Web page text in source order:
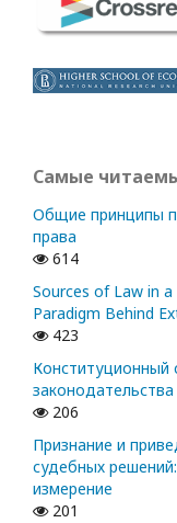
Самые
Общие принципы
права
614
Sources of Law in
Paradigm Behind
423
Конституционный
206
Признание и
судебных
измерение
201